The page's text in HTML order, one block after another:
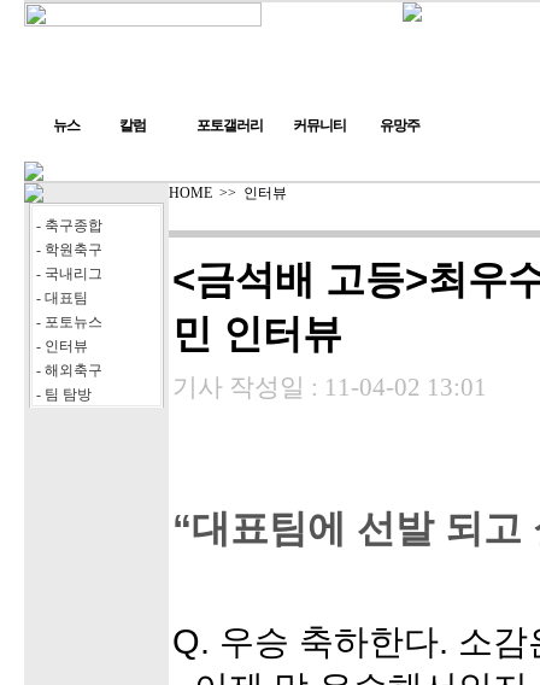
뉴스 칼럼 포토갤러리 커뮤니티 유망주
- 축구종합
- 학원축구
- 국내리그
- 대표팀
- 포토뉴스
- 인터뷰
- 해외축구
- 팀 탐방
HOME >> 인터뷰
<금석배 고등>최우
민 인터뷰
기사 작성일 : 11-04-02 13:01
“대표팀에 선발 되고
Q. 우승 축하한다. 소감